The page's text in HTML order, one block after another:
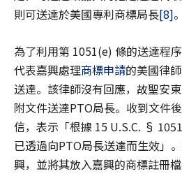
則可送達於美國專利商標局長[8]。
為了利用第 1051(e) 條的送達程
代表嘉興處理商標申請的美國律
送達。該律師沒有回應，故聖安
附文件送達PTO局長。收到文件
信，表示「根據 15 U.S.C. §
已透過向PTO局長送達而生效」
興，並將其放入嘉興的商標註冊